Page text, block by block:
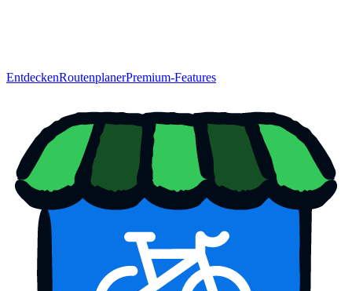
EntdeckenRoutenplanerPremium-Features